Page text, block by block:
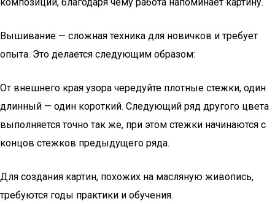
Вышивание — сложная техника для новичков и требует
опыта. Это делается следующим образом:
От внешнего края узора чередуйте плотные стежки, один
длинный — один короткий. Следующий ряд другого цвета
выполняется точно так же, при этом стежки начинаются с
концов стежков предыдущего ряда.
Для создания картин, похожих на масляную живопись,
требуются годы практики и обучения.